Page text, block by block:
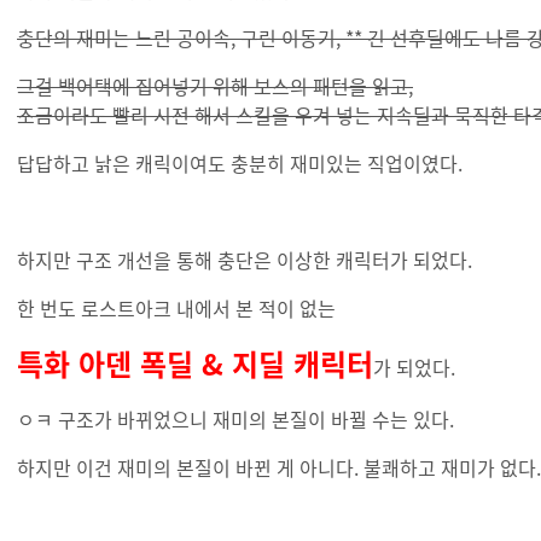
충단의 재미는 느린 공이속, 구린 이동기, ** 긴 선후딜에도 나름
그걸 백어택에 집어넣기 위해 보스의 패턴을 읽고,
조금이라도 빨리 시전 해서 스킬을 우겨 넣는 지속딜과 묵직한 타
답답하고 낡은 캐릭이여도 충분히 재미있는 직업이였다.
하지만 구조 개선을 통해 충단은 이상한 캐릭터가 되었다.
한 번도 로스트아크 내에서 본 적이 없는
특화 아덴 폭딜 & 지딜 캐릭터가 되었다.
ㅇㅋ 구조가 바뀌었으니 재미의 본질이 바뀔 수는 있다.
하지만 이건 재미의 본질이 바뀐 게 아니다. 불쾌하고 재미가 없다.